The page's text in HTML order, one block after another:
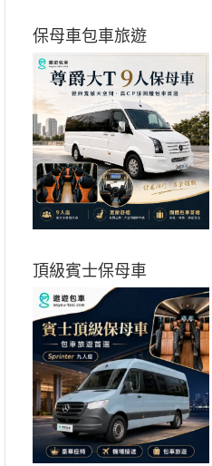
保母車包車旅遊
頂級賓士保母車